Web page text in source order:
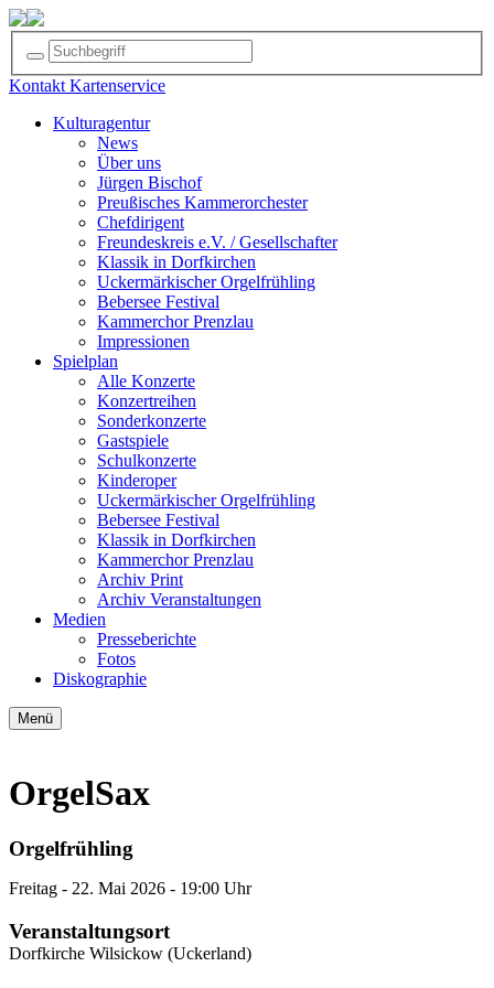
Kontakt Kartenservice
Kulturagentur
News
Über uns
Jürgen Bischof
Preußisches Kammerorchester
Chefdirigent
Freundeskreis e.V. / Gesellschafter
Klassik in Dorfkirchen
Uckermärkischer Orgelfrühling
Bebersee Festival
Kammerchor Prenzlau
Impressionen
Spielplan
Alle Konzerte
Konzertreihen
Sonderkonzerte
Gastspiele
Schulkonzerte
Kinderoper
Uckermärkischer Orgelfrühling
Bebersee Festival
Klassik in Dorfkirchen
Kammerchor Prenzlau
Archiv Print
Archiv Veranstaltungen
Medien
Presseberichte
Fotos
Diskographie
Menü
OrgelSax
Orgelfrühling
Freitag - 22. Mai 2026 - 19:00 Uhr
Veranstaltungsort
Dorfkirche Wilsickow (Uckerland)